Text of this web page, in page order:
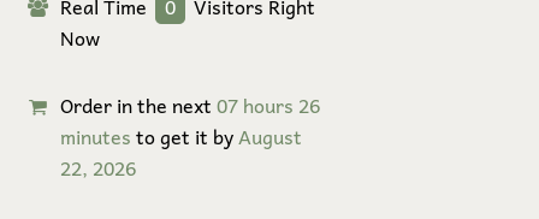
Now
Order in the next07 hours 26
minutesto get it byAugust
22, 2026